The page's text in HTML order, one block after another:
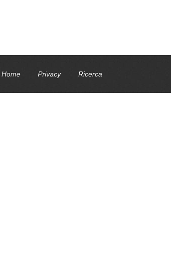
Home Privacy Ricerca